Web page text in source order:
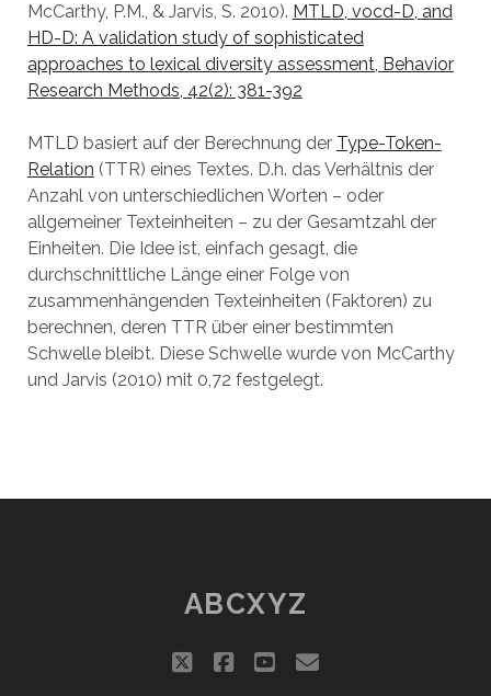
McCarthy, P.M., & Jarvis, S. 2010). MTLD, vocd-D, and
HD-D: A validation study of sophisticated
approaches to lexical diversity assessment, Behavior
Research Methods, 42(2): 381-392
MTLD basiert auf der Berechnung der Type-Token-
Relation (TTR) eines Textes. D.h. das Verhältnis der
Anzahl von unterschiedlichen Worten – oder
allgemeiner Texteinheiten – zu der Gesamtzahl der
Einheiten. Die Idee ist, einfach gesagt, die
durchschnittliche Länge einer Folge von
zusammenhängenden Texteinheiten (Faktoren) zu
berechnen, deren TTR über einer bestimmten
Schwelle bleibt. Diese Schwelle wurde von McCarthy
und Jarvis (2010) mit 0,72 festgelegt.
ABCXYZ
twitterfacebook
youtube
email